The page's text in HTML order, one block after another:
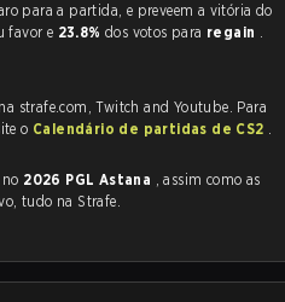
Usuários da Strafe tem um favorito claro para a partida, e preveem a vitória do
favor e 23.8% dos votos para regain .
strafe.com, Twitch and Youtube. Para
o Calendário de partidas de CS2 .
2026 PGL Astana , assim como as
tudo na Strafe.